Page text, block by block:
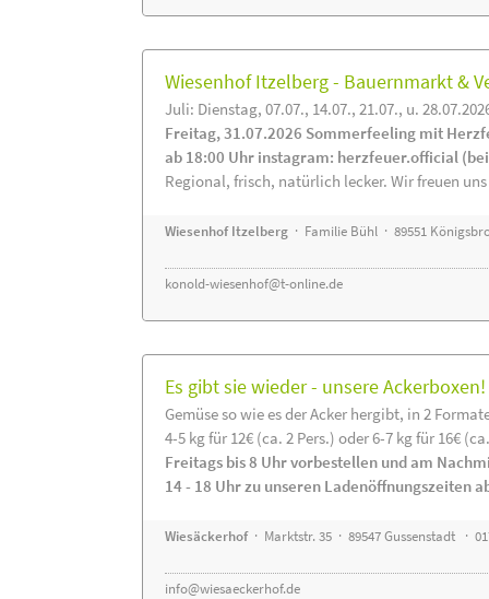
Wiesenhof Itzelberg - Bauernmarkt &
Juli: Dienstag, 07.07., 14.07., 21.07., u.
Freitag, 31.07.2026 Sommerfeeling mit
ab 18:00 Uhr instagram: herzfeuer.official
Regional, frisch, natürlich lecker. Wir freuen
Wiesenhof Itzelberg · Familie Bühl · 89551
konold-wiesenhof@t-online.de
Es gibt sie wieder - unsere Ackerboxen!
Gemüse so wie es der Acker hergibt, in 2
4-5 kg für 12€ (ca. 2 Pers.) oder 6-7 kg für 16€
Freitags bis 8 Uhr vorbestellen und am
14 - 18 Uhr zu unseren Ladenöffnungszeiten
Wiesäckerhof· Marktstr. 35 · 89547 Gussenstadt ·
info@wiesaeckerhof.de